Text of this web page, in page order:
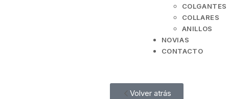
COLGANTES
COLLARES
ANILLOS
NOVIAS
CONTACTO
Volver atrás